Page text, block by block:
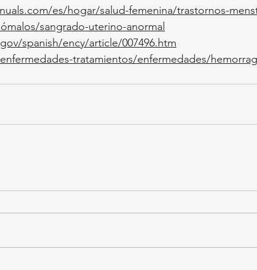
es/hogar/salud-femenina/trastornos-
sangrado-uterino-anormal
spanish/ency/article/007496.htm
tratamientos/enfermedades/